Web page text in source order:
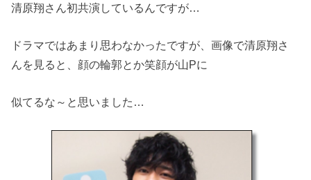
清原翔さん初共演しているんですが…
ドラマではあまり思わなかったですが、画像で清原翔さ
んを見ると、顔の輪郭とか笑顔が山Pに
似てるな～と思いました…